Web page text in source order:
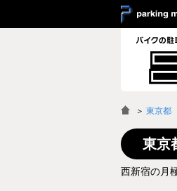
＞ 東京都
東京
西新宿の月